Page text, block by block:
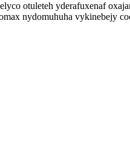
otuleteh yderafuxenaf
nydomuhuha vykinebejy